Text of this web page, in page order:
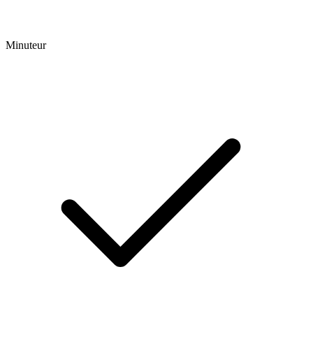
Minuteur